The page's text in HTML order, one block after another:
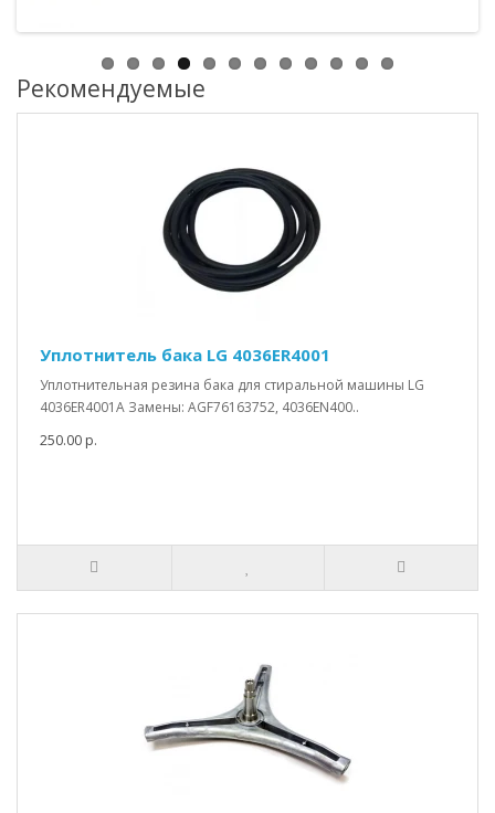
Рекомендуемые
Уплотнитель бака LG 4036ER4001
Уплотнительная резина бака для стиральной машины LG
4036ER4001A Замены: AGF76163752, 4036EN400..
250.00 р.